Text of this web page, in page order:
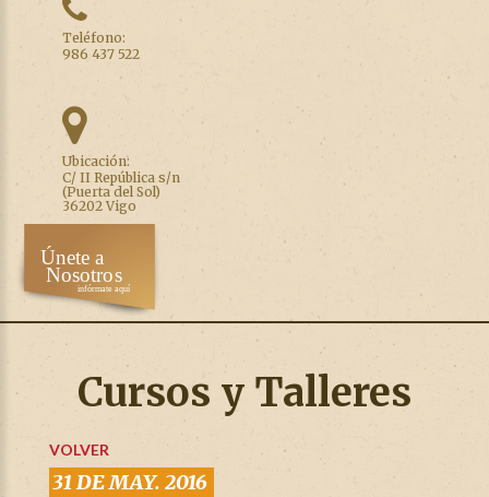
Teléfono:
986 437 522
Ubicación:
C/ II República s/n
(Puerta del Sol)
36202 Vigo
Cursos y Talleres
VOLVER
31 DE MAY. 2016